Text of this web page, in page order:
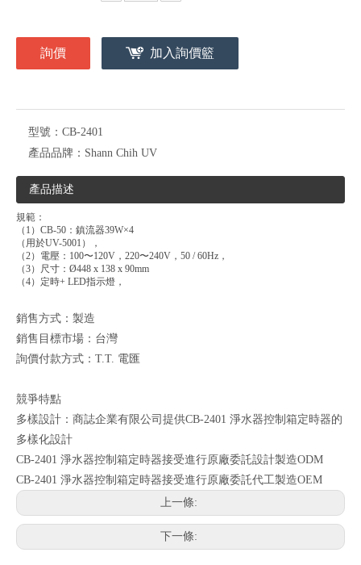
詢價 加入詢價籃
型號： CB-2401
產品品牌： Shann Chih UV
產品描述
規範：
（1）CB-50：鎮流器39W×4
（用於UV-5001），
（2）電壓：100〜120V，220〜240V，50 / 60Hz，
（3）尺寸：Ø448 x 138 x 90mm
（4）定時+ LED指示燈，
銷售方式：製造
銷售目標市場：台灣
詢價付款方式：T.T. 電匯
競爭特點
多樣設計：商誌企業有限公司提供CB-2401 淨水器控制箱定時器的
多樣化設計
CB-2401 淨水器控制箱定時器接受進行原廠委託設計製造ODM
CB-2401 淨水器控制箱定時器接受進行原廠委託代工製造OEM
上一條:
下一條: